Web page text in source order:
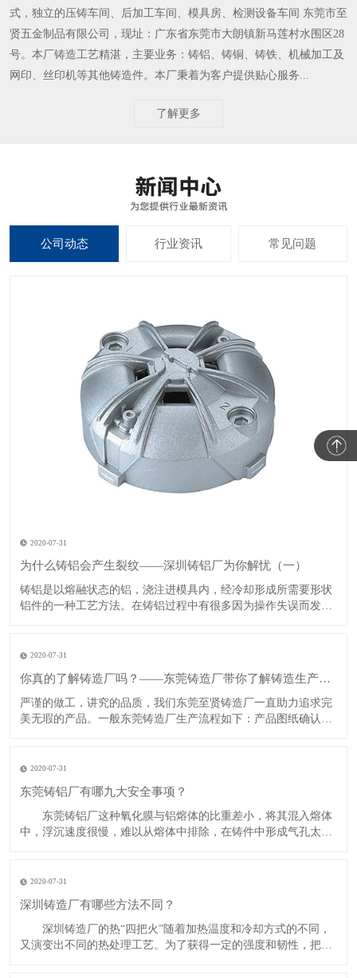
式，独立的压铸车间、后加工车间、模具房、检测设备车间 东莞市至
贤五金制品有限公司，现址：广东省东莞市大朗镇新马莲村水围区28
号。本厂铸造工艺精湛，主要业务：铸铝、铸铜、铸铁、机械加工及
网印、丝印机等其他铸造件。本厂秉着为客户提供贴心服务...
了解更多
公司动态 行业资讯 常见问题
2020-07-31
为什么铸铝会产生裂纹——深圳铸铝厂为你解忧（一）
​铸铝是以熔融状态的铝，浇注进模具内，经冷却形成所需要形状
铝件的一种工艺方法。在铸铝过程中有很多因为操作失误而发生
2.砂型(芯)退让性不良。3.铸型局部过热。4.浇注温度过高。5.自
2020-07-31
你真的了解铸造厂吗？——东莞铸造厂带你了解铸造生产工艺流程
​​严谨的做工，讲究的品质，我们东莞至贤铸造厂一直助力追求完
美无瑕的产品。一般东莞铸造厂生产流程如下：产品图纸确认修
*​表面处理工艺如下：(1) 喷砂，抛丸。(2) 喷油喷粉。(3
2020-07-31
​东莞铸铝厂有哪九大安全事项？
东莞铸铝厂这种氧化膜与铝熔体的比重差小，将其混入熔体
中，浮沉速度很慢，难以从熔体中排除，在铸件中形成气孔太夹
距坩埚底部60毫米以下的熔
2020-07-31
深圳铸造厂有哪些方法不同​？
深圳铸造厂的热“四把火”随着加热温度和冷却方式的不同，
又演变出不同的热处理工艺。为了获得一定的强度和韧性，把淬